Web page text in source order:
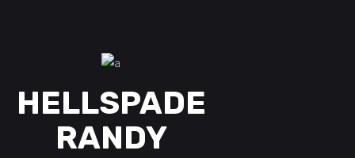
HELLSPADE
RANDY